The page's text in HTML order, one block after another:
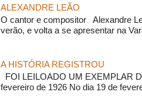
ALEXANDRE LEÃO
O cantor e compositor Alexandre
verão, e volta a se apresentar na
A HISTÓRIA REGISTROU
FOI LEILOADO UM EXEMPLAR
fevereiro de 1926 No dia 19 de